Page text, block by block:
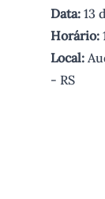
Data: 13
Horário:
Local:
- RS